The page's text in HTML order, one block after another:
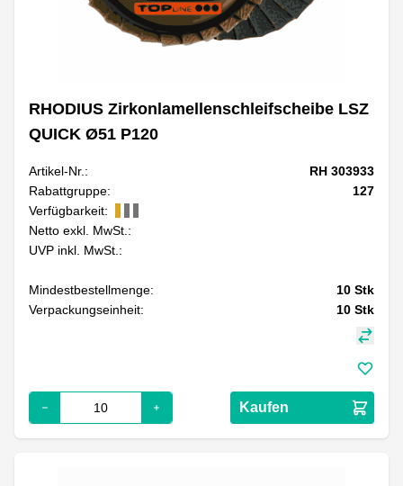
RHODIUS Zirkonlamellenschleifscheibe LSZ
QUICK Ø51 P120
Artikel-Nr.:
RH 303933
Rabattgruppe:
127
Verfügbarkeit:
Netto exkl. MwSt.:
UVP inkl. MwSt.:
Mindestbestellmenge: 10 Stk
Verpackungseinheit:
10 Stk
Kaufen